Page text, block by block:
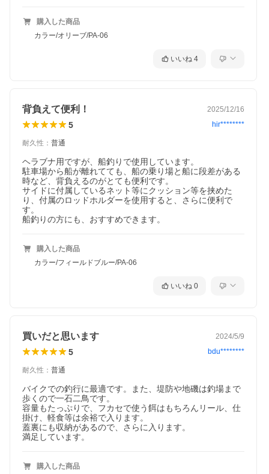
購入した商品
カラー/オリーブ/PA-06
いいね 4
背負えて便利！ 2025/12/16
5 hir********
耐久性 ： 普通
ヘラブナ用ですが、船釣りで使用しています。
駐車場から船が離れてても、船の乗り場と船に段差がある
時など、背負えるのがとても便利です。
サイドに付属しているネット等にクッション等を挟めた
り、付属のロッドホルダーを使用すると、さらに便利で
す。
船釣りの方にも、おすすめできます。
購入した商品
カラー/フィールドブルー/PA-06
いいね 0
買いだと思います 2024/5/9
5 bdu********
耐久性 ： 普通
バイクでの釣行に最適です。また、堤防や地磯は釣場まで
歩くので一石二鳥です。
容量もたっぷりで、フカセで使う餌はもちろんリール、仕
掛け、軽食等は余裕で入ります。
蓋裏にも収納があるので、さらに入ります。
満足しています。
購入した商品